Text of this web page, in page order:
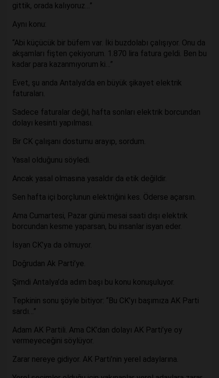
gittik, orada kalıyoruz…”
Aynı konu:
“Abi küçücük bir büfem var. İki buzdolabı çalışıyor. Onu da
akşamları fişten çekiyorum. 1.870 lira fatura geldi. Ben bu
kadar para kazanmıyorum ki…”
Evet, şu anda Antalya’da en büyük şikayet elektrik
faturaları.
Sadece faturalar değil, hafta sonları elektrik borcundan
dolayı kesinti yapılması.
Bir CK çalışanı dostumu arayıp, sordum.
Yasal olduğunu söyledi.
Ancak yasal olmasına yasaldır da etik değildir.
Sen hafta içi borçlunun elektriğini kes. Öderse açarsın.
Ama Cumartesi, Pazar günü mesai saati dışı elektrik
borcundan kesme yaparsan, bu insanlar isyan eder.
İsyan CK’ya da olmuyor.
Doğrudan Ak Parti’ye.
Şimdi Antalya’da adım başı bu konu konuşuluyor.
Tepkinin sonu şöyle bitiyor: “Bu CK’yı başımıza AK Parti
sardı…”
Adam AK Partili. Ama CK’dan dolayı AK Parti’ye oy
vermeyeceğini söylüyor.
Zarar nereye gidiyor. AK Parti’nin yerel adaylarına.